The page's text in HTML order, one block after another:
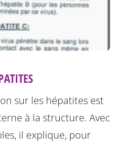
sur les hépatites est
à la structure. Avec
il explique, pour